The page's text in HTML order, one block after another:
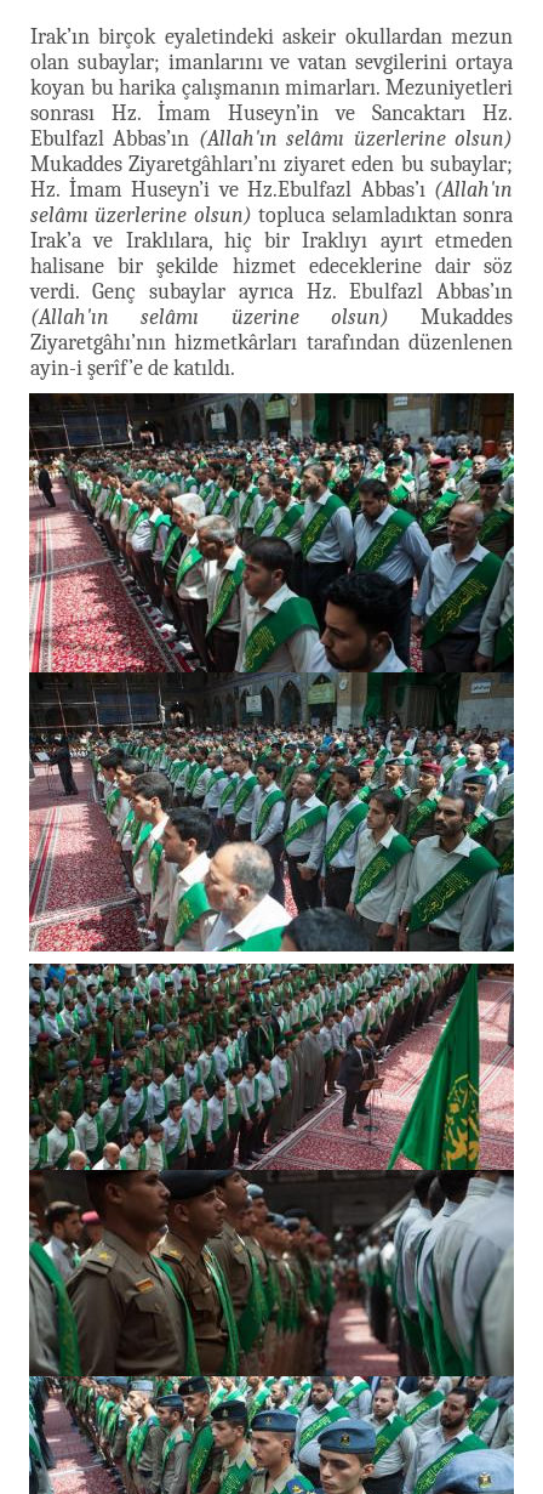
Irak’ın birçok eyaletindeki askeir okullardan mezun
olan subaylar; imanlarını ve vatan sevgilerini ortaya
koyan bu harika çalışmanın mimarları. Mezuniyetleri
sonrası Hz. İmam Huseyn’in ve Sancaktarı Hz.
Ebulfazl Abbas’ın (Allah'ın selâmı üzerlerine olsun)
Mukaddes Ziyaretgâhları’nı ziyaret eden bu subaylar;
Hz. İmam Huseyn’i ve Hz.Ebulfazl Abbas’ı (Allah'ın
selâmı üzerlerine olsun) topluca selamladıktan sonra
Irak’a ve Iraklılara, hiç bir Iraklıyı ayırt etmeden
halisane bir şekilde hizmet edeceklerine dair söz
verdi. Genç subaylar ayrıca Hz. Ebulfazl Abbas’ın
(Allah'ın selâmı üzerine olsun) Mukaddes
Ziyaretgâhı’nın hizmetkârları tarafından düzenlenen
ayin-i şerîf’e de katıldı.